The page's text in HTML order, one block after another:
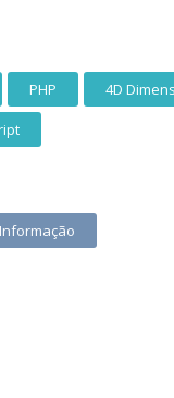
PHP 4D